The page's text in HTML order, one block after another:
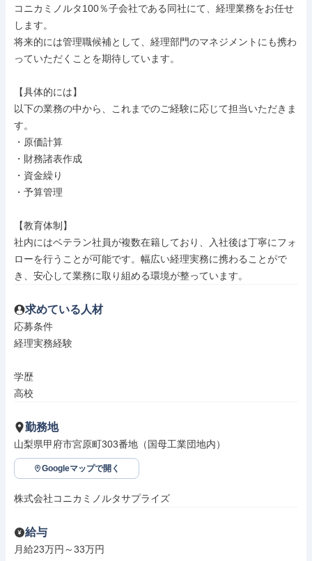
コニカミノルタ100％子会社である同社にて、経理業務をお任せ
します。
将来的には管理職候補として、経理部門のマネジメントにも携わ
っていただくことを期待しています。
【具体的には】
以下の業務の中から、これまでのご経験に応じて担当いただきま
す。
・原価計算
・財務諸表作成
・資金繰り
・予算管理
【教育体制】
社内にはベテラン社員が複数在籍しており、入社後は丁寧にフォ
ローを行うことが可能です。幅広い経理実務に携わることがで
き、安心して業務に取り組める環境が整っています。
求めている人材
応募条件
経理実務経験
学歴
高校
勤務地
山梨県甲府市宮原町303番地（国母工業団地内）
Googleマップで開く
株式会社コニカミノルタサプライズ
給与
月給23万円～33万円